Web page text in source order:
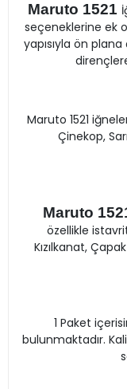
Maruto 1521
seçeneklerine ek
yapısıyla ön plana
Maruto 1521
Çinekop,
Maruto
özellikle
Kızılkanat,
1 Paket
bulunmaktadır.